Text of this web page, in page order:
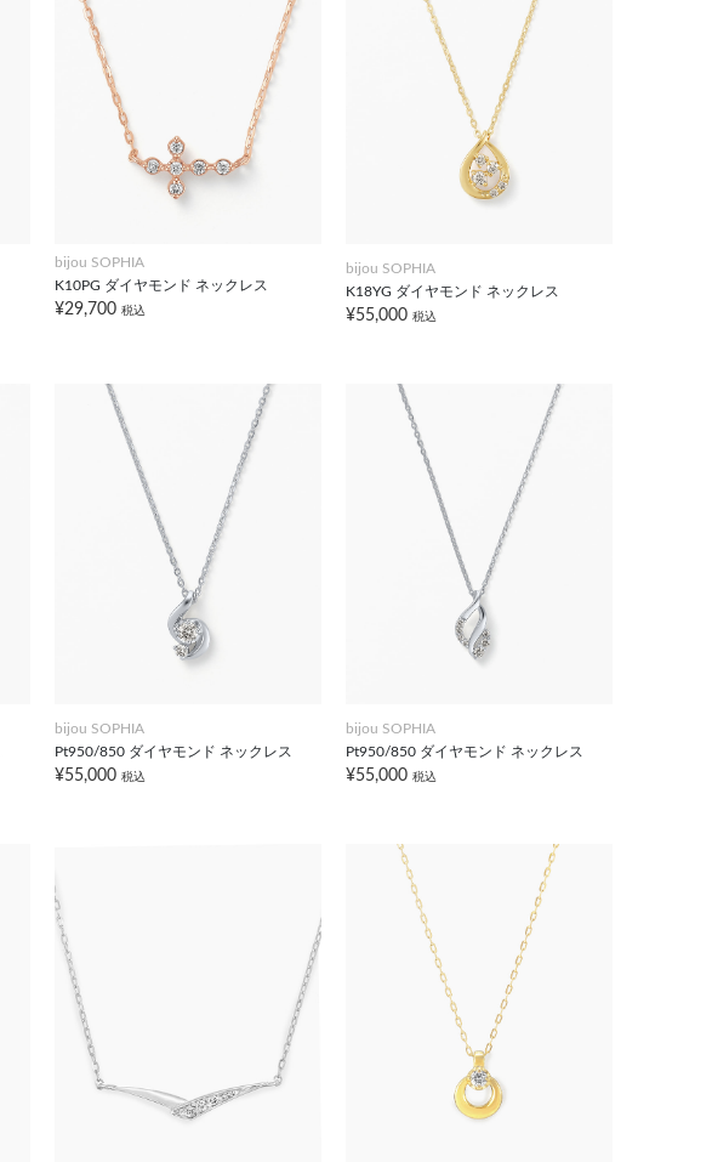
bijou SOPHIA
K10PG ダイヤモンド ネックレス
¥29,700 税込
bijou SOPHIA
K18YG ダイヤモンド ネックレス
¥55,000 税込
bijou SOPHIA
Pt950/850 ダイヤモンド ネックレス
¥55,000 税込
bijou SOPHIA
Pt950/850 ダイヤモンド ネックレス
¥55,000 税込